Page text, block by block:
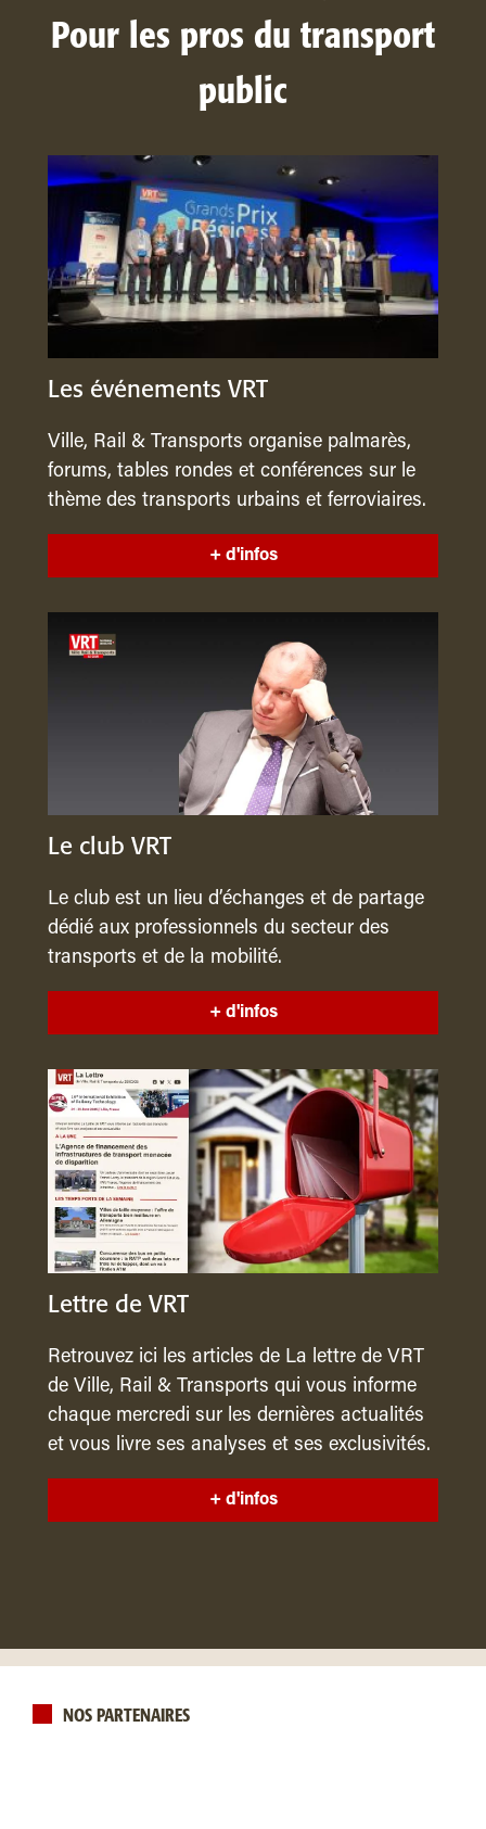
Pour les pros du transport
public
Les événements VRT
Ville, Rail & Transports organise palmarès,
forums, tables rondes et conférences sur le
thème des transports urbains et ferroviaires.
+ d'infos
Le club VRT
Le club est un lieu d’échanges et de partage
dédié aux professionnels du secteur des
transports et de la mobilité.
+ d'infos
Lettre de VRT
Retrouvez ici les articles de La lettre de VRT
de Ville, Rail & Transports qui vous informe
chaque mercredi sur les dernières actualités
et vous livre ses analyses et ses exclusivités.
+ d'infos
NOS PARTENAIRES